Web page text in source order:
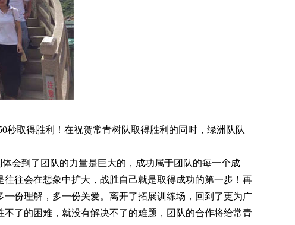
秒取得胜利！在祝贺常青树队取得胜利的同时，绿洲队队
会到了团队的力量是巨大的，成功属于团队的每一个成
往会在想象中扩大，战胜自己就是取得成功的第一步！再
份理解，多一份关爱。离开了拓展训练场，回到了更为广
了的困难，就没有解决不了的难题，团队的合作将给常青